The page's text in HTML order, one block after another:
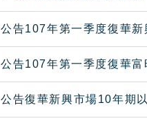
公告107年第一季度復華
公告107年第一季度復華富
公告復華新興市場10年期